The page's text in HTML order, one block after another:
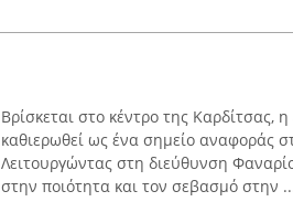
Βρίσκεται στο κέντρο της Καρδίτσας,
καθιερωθεί ως ένα σημείο αναφοράς
Λειτουργώντας στη διεύθυνση
στην ποιότητα και τον σεβασμό στην